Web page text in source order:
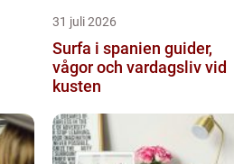
31 juli 2026
Surfa i spanien guider,
vågor och vardagsliv vid
kusten